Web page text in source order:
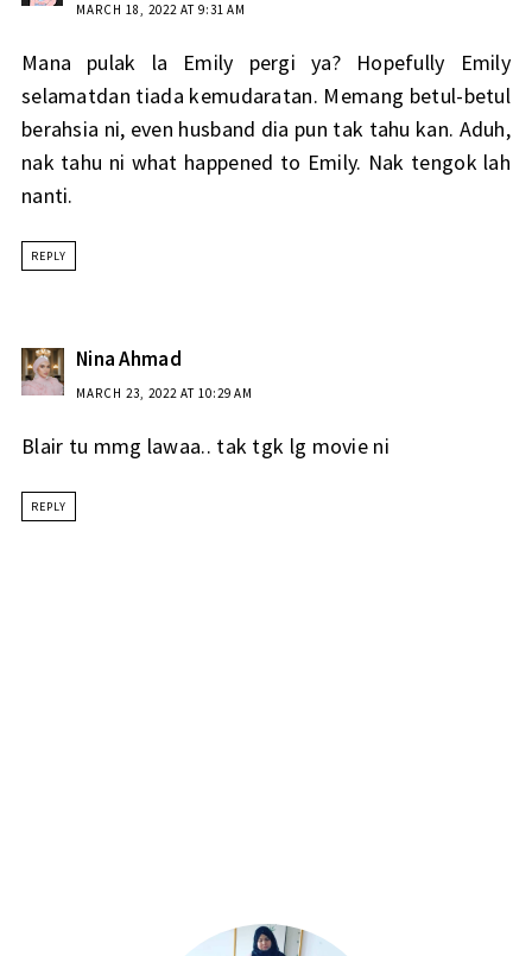
MARCH 18, 2022 AT 9:31 AM
Mana pulak la Emily pergi ya? Hopefully Emily
selamatdan tiada kemudaratan. Memang betul-betul
berahsia ni, even husband dia pun tak tahu kan. Aduh,
nak tahu ni what happened to Emily. Nak tengok lah
nanti.
REPLY
Nina Ahmad
MARCH 23, 2022 AT 10:29 AM
Blair tu mmg lawaa.. tak tgk lg movie ni
REPLY